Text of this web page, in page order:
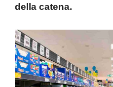
della catena.